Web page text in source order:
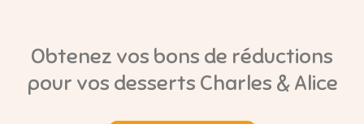
Obtenez vos bons de réductions
pour vos desserts Charles & Alice